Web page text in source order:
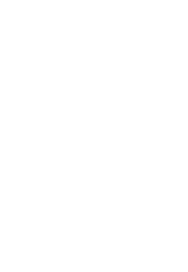
place